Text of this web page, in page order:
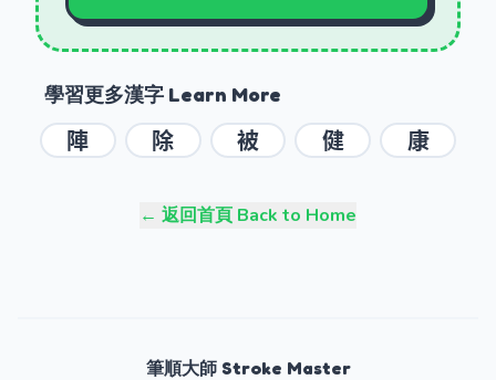
學習更多漢字 Learn More
陣 除 被 健 康
← 返回首頁 Back to Home
筆順大師 Stroke Master